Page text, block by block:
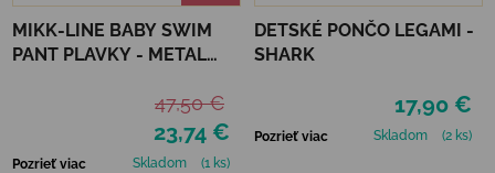
MIKK-LINE BABY SWIM
PANT PLAVKY - METAL
23,74 €
47,50 €
Pozrieť viac Skladom
(1 ks)
DETSKÉ PONČO LEGAMI -
SHARK
17,90 €
Pozrieť viac Skladom (2 ks)